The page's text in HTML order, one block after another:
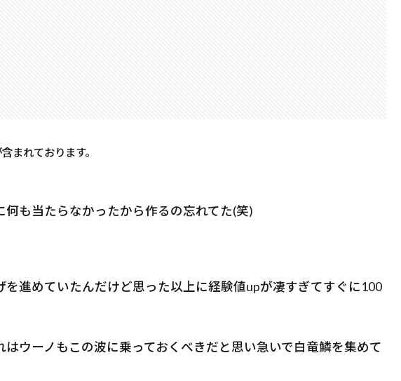
まれております。
も当たらなかったから作るの忘れてた(笑)
を進めていたんだけど思った以上に経験値upが凄すぎてすぐに100
はウーノもこの波に乗っておくべきだと思い急いで白竜鱗を集めて